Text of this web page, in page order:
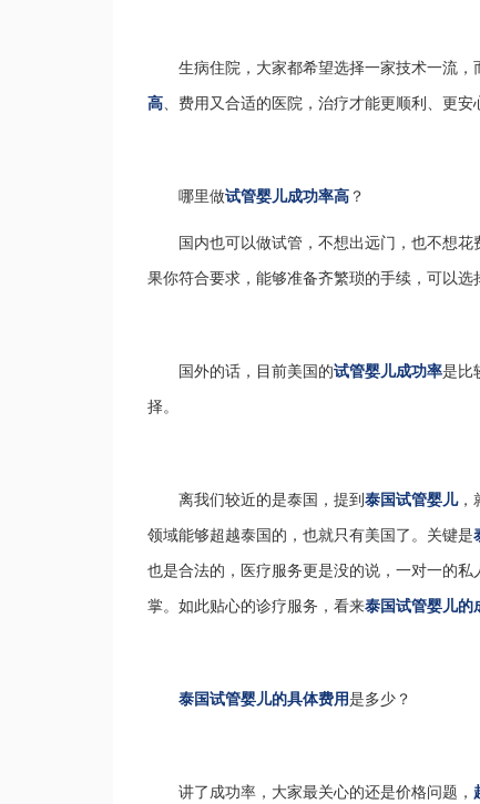
生病住院，大家都希望选择一家技术一流
高 、费用又合适的医院，治疗才能更顺利、更安
哪里做试管婴儿成功率高 ？
国内也可以做试管，不想出远门，也不想花
果你符合要求，能够准备齐繁琐的手续，可以选
国外的话，目前美国的试管婴儿成功率是比
择。
离我们较近的是泰国，提到泰国试管婴儿，
领域能够超越泰国的，也就只有美国了。关键是
也是合法的，医疗服务更是没的说，一对一的
掌。如此贴心的诊疗服务，看来泰国试管婴儿的
泰国试管婴儿的具体费用是多少？
讲了成功率，大家最关心的还是价格问题，